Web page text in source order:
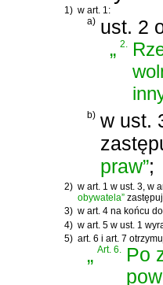
1) w art. 1:
a) ust. 2
„2.
b) w ust.
praw”;
2) w art. 1 w ust. 3, w
obywatela”
3) w art. 4 na końcu
4) w art. 5 w ust. 1
5) art. 6 i art. 7
„Art. 6. Po